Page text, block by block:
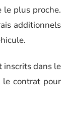
le plus proche.
additionnels
inscrits dans le
contrat pour